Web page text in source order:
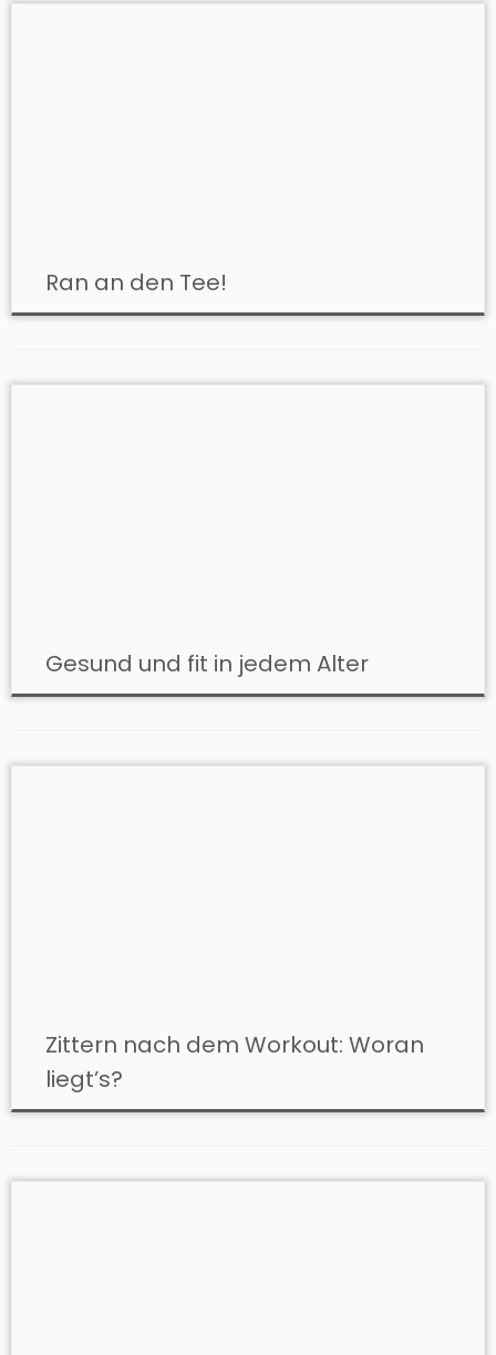
Ran an den Tee!
Gesund und fit in jedem Alter
Zittern nach dem Workout: Woran
liegt’s?